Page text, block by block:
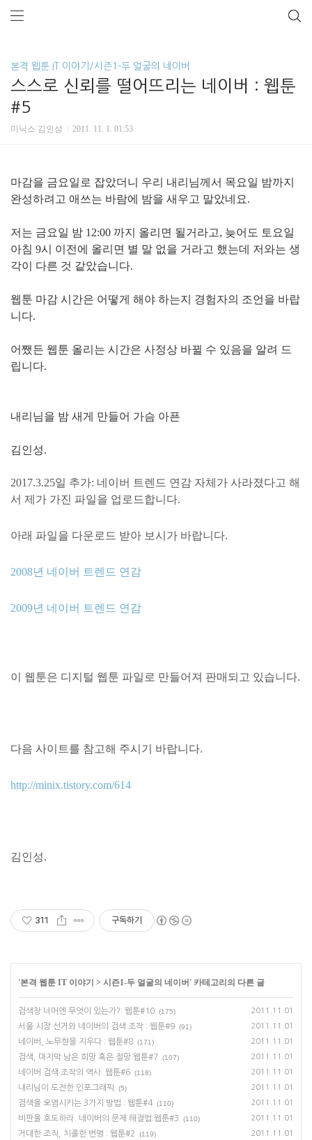
본격 웹툰 IT 이야기/시즌1-두 얼굴의 네이버
스스로 신뢰를 떨어뜨리는 네이버 : 웹툰
#5
미닉스 김인성 2011. 11. 1. 01:53
마감을 금요일로 잡았더니 우리 내리님께서 목요일 밤까지
완성하려고 애쓰는 바람에 밤을 새우고 말았네요.
저는 금요일 밤 12:00 까지 올리면 될거라고, 늦어도 토요일
아침 9시 이전에 올리면 별 말 없을 거라고 했는데 저와는 생
각이 다른 것 같았습니다.
웹툰 마감 시간은 어떻게 해야 하는지 경험자의 조언을 바랍
니다.
어쨌든 웹툰 올리는 시간은 사정상 바뀔 수 있음을 알려 드
립니다.
내리님을 밤 새게 만들어 가슴 아픈
김인성.
2017.3.25일 추가: 네이버 트렌드 연감 자체가 사라졌다고 해
서 제가 가진 파일을 업로드합니다.
아래 파일을 다운로드 받아 보시가 바랍니다.
2008년 네이버 트렌드 연감
2009년 네이버 트렌드 연감
이 웹툰은 디지털 웹툰 파일로 만들어져 판매되고 있습니다.
다음 사이트를 참고해 주시기 바랍니다.
http://minix.tistory.com/614
김인성.
311 구독하기
'본격 웹툰 IT 이야기 > 시즌1-두 얼굴의 네이버 ' 카테고리의 다른 글
검색창 너머엔 무엇이 있는가?: 웹툰#10 (175) 2011.11.01
서울 시장 선거와 네이버의 검색 조작 : 웹툰#9 (91) 2011.11.01
네이버, 노무현을 지우다 : 웹툰#8 (171) 2011.11.01
검색, 마지막 남은 희망 혹은 절망:웹툰#7 (107) 2011.11.01
네이버 검색 조작의 역사: 웹툰#6 (118) 2011.11.01
내리님이 도전한 인포그래픽 (5) 2011.11.01
검색을 오염시키는 3가지 방법 : 웹툰#4 (110) 2011.11.01
비판을 호도하라. 네이버의 문제 해결법:웹툰#3 (110) 2011.11.01
거대한 조직, 치졸한 변명 : 웹툰#2 (119) 2011.11.01